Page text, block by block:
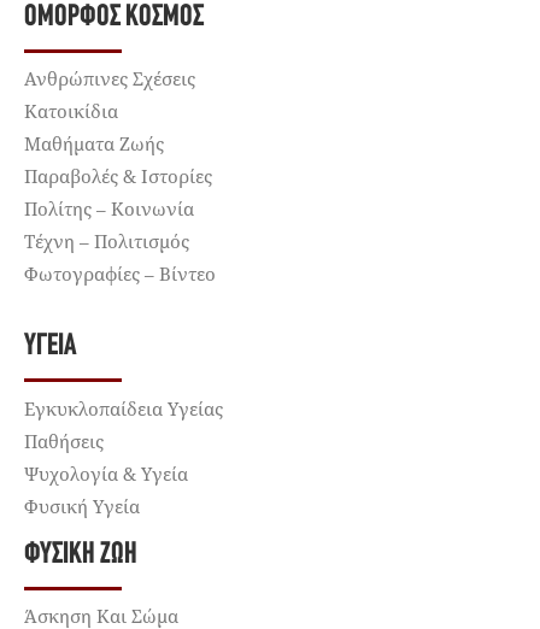
ΌΜΟΡΦΟΣ ΚΌΣΜΟΣ
Ανθρώπινες Σχέσεις
Κατοικίδια
Μαθήματα Ζωής
Παραβολές & Ιστορίες
Πολίτης – Κοινωνία
Τέχνη – Πολιτισμός
Φωτογραφίες – Βίντεο
ΥΓΕΊΑ
Εγκυκλοπαίδεια Υγείας
Παθήσεις
Ψυχολογία & Υγεία
Φυσική Υγεία
ΦΥΣΙΚΉ ΖΩΉ
Άσκηση Και Σώμα